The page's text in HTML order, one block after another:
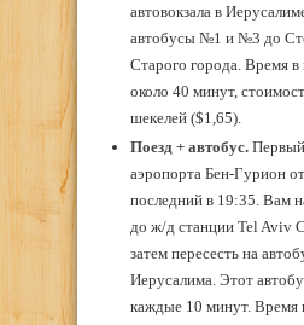
автовокзала в
автобусы №1 и №3 до
Старого города. Время в
около 40 минут,
шекелей ($1,65).
Поезд + автобус.Первый
аэропорта Бен-Гурион
последний в 19:35. Вам
до ж/д станции Tel Aviv
затем пересесть на
Иерусалима. Этот
каждые 10 минут. Время